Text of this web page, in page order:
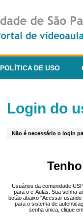
POLÍTICA DE USO
Login do
Não é necessário o login
Usuários da comunidade
para o e-Aulas. Sua senha
botão abaixo "Acessar
para o sistema de
senha única, clique